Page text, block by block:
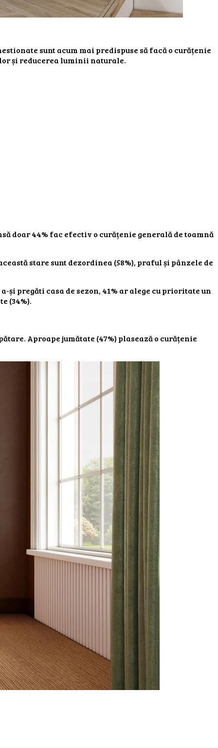
sunt acum mai predispuse să facă o curățenie
și reducerea luminii naturale.
doar 44% fac efectiv o curățenie generală de toamnă
stare sunt dezordinea (58%), praful și pânzele de
și pregăti casa de sezon, 41% ar alege cu prioritate un
(34%).
Aproape jumătate (47%) plasează o curățenie